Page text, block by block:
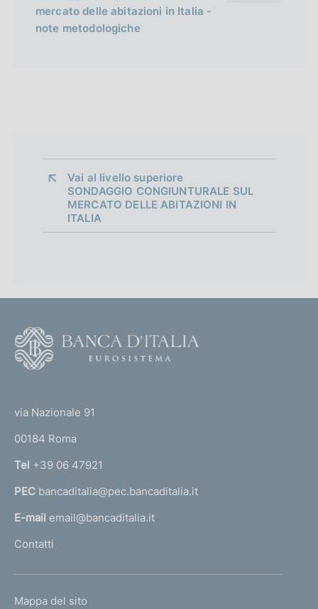
mercato delle abitazioni in Italia -
note metodologiche
Vai al livello superiore
SONDAGGIO CONGIUNTURALE SUL
MERCATO DELLE ABITAZIONI IN
ITALIA
r
n
a
l
'
via Nazionale 91
00184 Roma
Tel +39 06 47921
PEC bancaditalia@pec.bancaditalia.it
E-mail email@bancaditalia.it
Contatti
L
Mappa del sito